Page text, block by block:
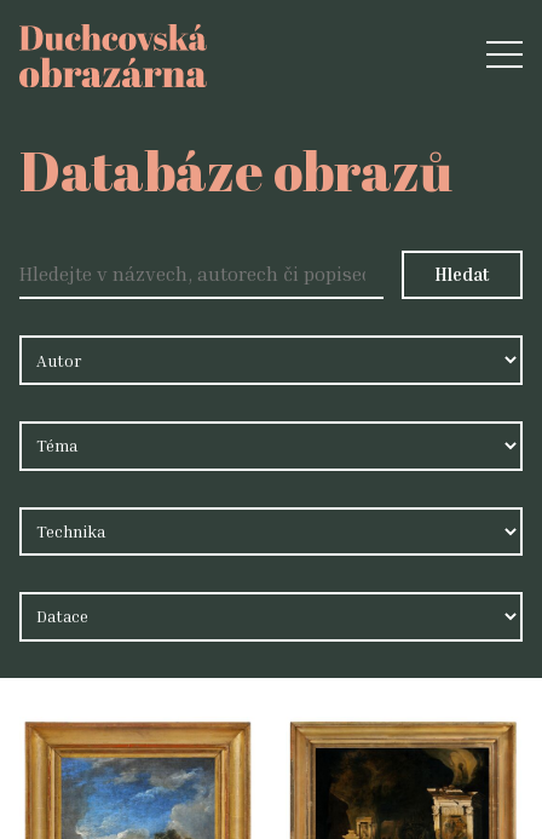
Databáze obrazů
Hledat